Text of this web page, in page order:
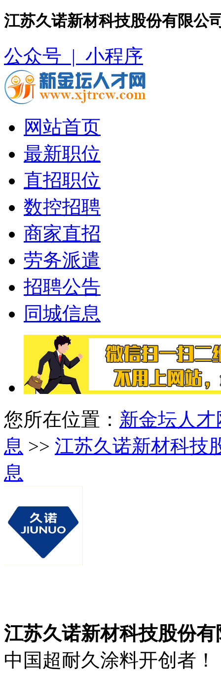
江苏久诺新材科技股份有限公
公众号 | 小程序
网站首页
最新职位
直招职位
数控招聘
商家直招
劳务派遣
招聘公告
同城信息
您所在位置： 新金坛人才
息 >> 江苏久诺新材科技
息
江苏久诺新材科技股份有
中国超耐久涂料开创者！